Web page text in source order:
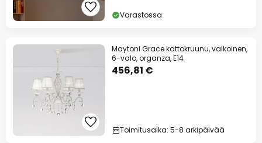
Varastossa
Maytoni Grace kattokruunu, valkoinen,
6-valo, organza, E14
456,81 €
Toimitusaika: 5-8 arkipäivää